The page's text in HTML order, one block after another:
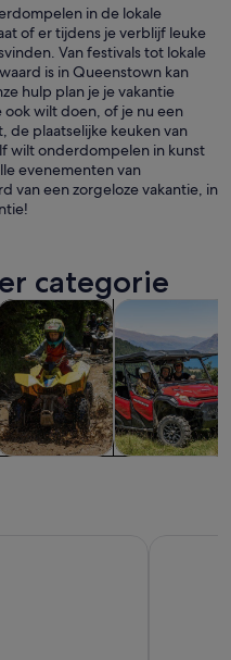
in de lokale
of er tijdens je verblijf leuke
Van festivals tot lokale
is in Queenstown kan
hulp plan je je vakantie
wilt doen, of je nu een
de plaatselijke keuken van
wilt onderdompelen in kunst
evenementen van
van een zorgeloze vakantie, in
categorie
nieuwe tab
Opent een nieuwe
& buiten Opent een
Privé- &